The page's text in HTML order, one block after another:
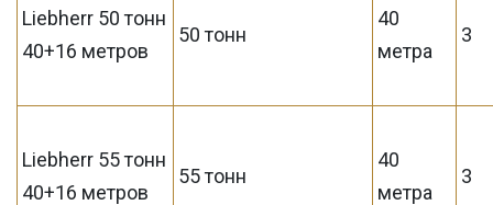
Liebherr 50 тонн
40+16 метров
50 тонн
40
метра
3
Liebherr 55 тонн
40+16 метров
55 тонн
40
метра
3